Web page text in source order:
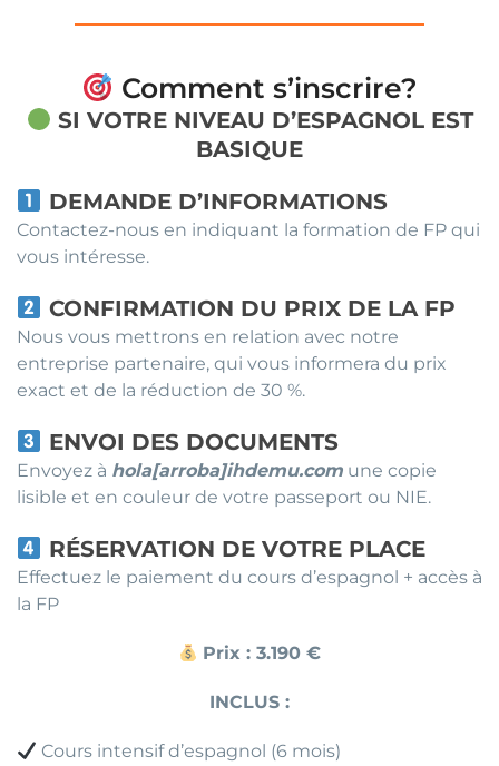
Comment s’inscrire?
SI VOTRE NIVEAU D’ESPAGNOL EST
BASIQUE
DEMANDE D’INFORMATIONS
Contactez-nous en indiquant la formation de FP qui
vous intéresse.
CONFIRMATION DU PRIX DE LA FP
Nous vous mettrons en relation avec notre
entreprise partenaire, qui vous informera du prix
exact et de la réduction de 30 %.
ENVOI DES DOCUMENTS
Envoyez à hola[arroba]ihdemu.com une copie
lisible et en couleur de votre passeport ou NIE.
RÉSERVATION DE VOTRE PLACE
Effectuez le paiement du cours d’espagnol + accès à
la FP
Prix : 3.190 €
INCLUS :
Cours intensif d’espagnol (6 mois)